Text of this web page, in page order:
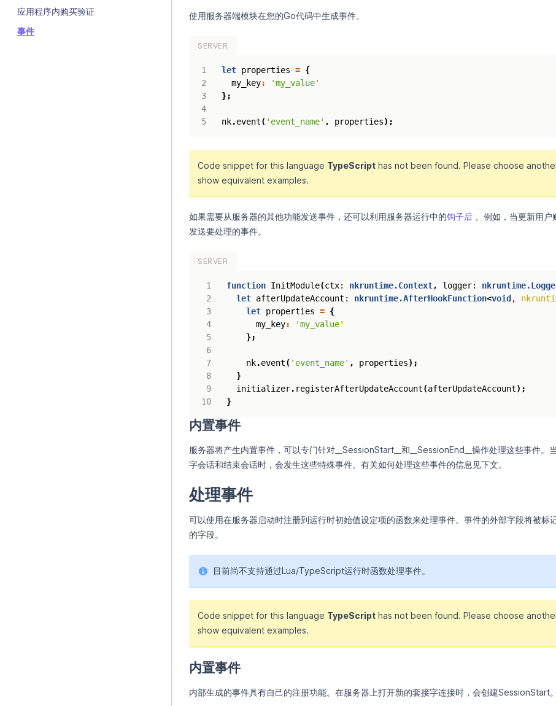
应用程序内购买验证
事件
使用服务器端模块在您的Go代码中生成事件。
SERVER
3
4
5
let properties = {
my_key:
'my_value'
};
nk.event( 'event_name' , properties);
Code snippet for this language TypeScript has not been found. Please choose
show equivalent examples.
如果需要从服务器的其他功能发送事件，还可以利用服务器运行中的钩子后 。例如，当更新用
发送要处理的事件。
SERVER
3
4
5
6
7
8
9
10
function InitModule(ctx: nkruntime.Context, logger:
let afterUpdateAccount : nkruntime.AfterHookFunction<void ,
let properties = {
my_key:
'my_value'
};
nk.event( 'event_name' , properties);
}
initializer. registerAfterUpdateAccount(afterUpdateAccount);
}
内置事件
服务器将产生内置事件，可以专门针对__SessionStart__和__SessionEnd__操作处理这些事件。
字会话和结束会话时，会发生这些特殊事件。有关如何处理这些事件的信息见下文。
处理事件
可以使用在服务器启动时注册到运行时初始值设定项的函数来处理事件。事件的外部字段将被标
的字段。
目前尚不支持通过Lua/TypeScript运行时函数处理事件。
Code snippet for this language TypeScript has not been found. Please choose
show equivalent examples.
内置事件
内部生成的事件具有自己的注册功能。在服务器上打开新的套接字连接时，会创建SessionStart。